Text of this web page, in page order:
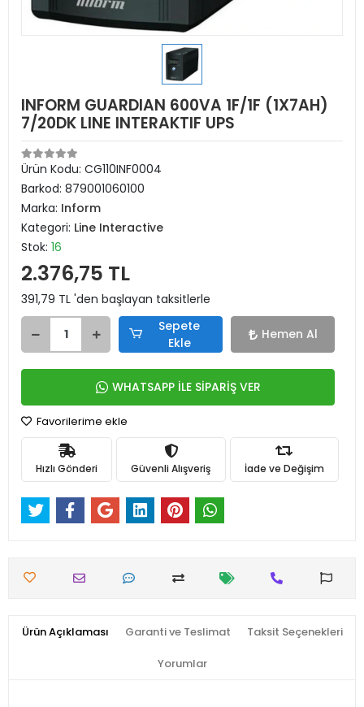
INFORM GUARDIAN 600VA 1F/1F (1X7AH)
7/20DK LINE INTERAKTIF UPS
Ürün Kodu: CG110INF0004
Barkod: 879001060100
Marka: Inform
Kategori: Line Interactive
Stok: 16
2.376,75 TL
391,79 TL 'den başlayan taksitlerle
Sepete
Ekle
Hemen Al
WHATSAPP İLE SİPARİŞ VER
Favorilerime ekle
Hızlı Gönderi Güvenli Alışveriş İade ve Değişim
Ürün Açıklaması Garanti ve Teslimat Taksit Seçenekleri
Yorumlar